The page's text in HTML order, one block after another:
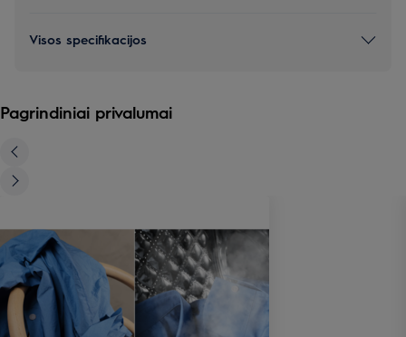
Visos specifikacijos
Pagrindiniai privalumai